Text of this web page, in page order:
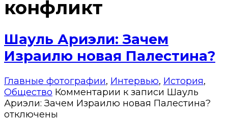
конфликт
Шауль Ариэли: Зачем
Израилю новая Палестина?
Главные фотографии, Интервью, История,
Общество Комментарии к записи Шауль
Ариэли: Зачем Израилю новая Палестина?
отключены